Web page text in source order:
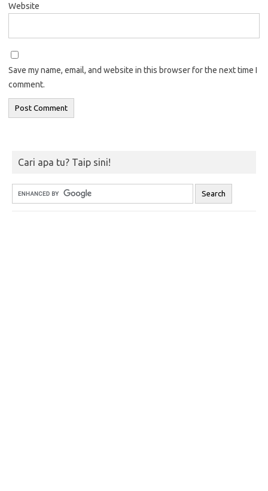
Website
Save my name, email, and website in this browser for the next time I
comment.
Cari apa tu? Taip sini!